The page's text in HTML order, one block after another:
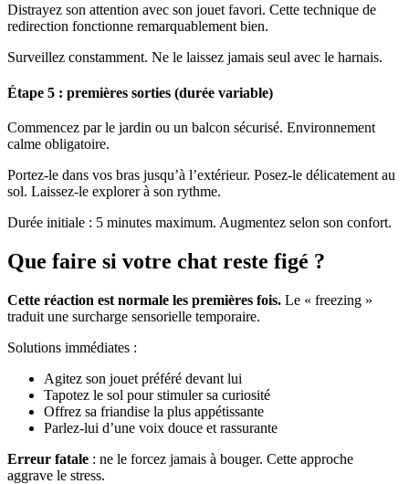
Distrayez son attention avec son jouet favori. Cette technique de
redirection fonctionne remarquablement bien.
Surveillez constamment. Ne le laissez jamais seul avec le harnais.
Étape 5 : premières sorties (durée variable)
Commencez par le jardin ou un balcon sécurisé. Environnement
calme obligatoire.
Portez-le dans vos bras jusqu’à l’extérieur. Posez-le délicatement au
sol. Laissez-le explorer à son rythme.
Durée initiale : 5 minutes maximum. Augmentez selon son confort.
Que faire si votre chat reste figé ?
Cette réaction est normale les premières fois. Le « freezing »
traduit une surcharge sensorielle temporaire.
Solutions immédiates :
Agitez son jouet préféré devant lui
Tapotez le sol pour stimuler sa curiosité
Offrez sa friandise la plus appétissante
Parlez-lui d’une voix douce et rassurante
Erreur fatale : ne le forcez jamais à bouger. Cette approche
aggrave le stress.